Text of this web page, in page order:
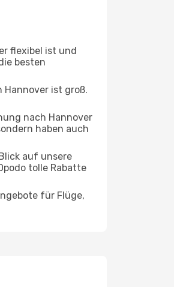
flexibel ist und
besten
Hannover ist groß.
nach Hannover
haben auch
auf unsere
tolle Rabatte
für Flüge,